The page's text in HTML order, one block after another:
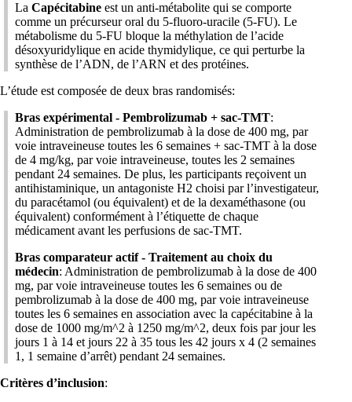
LaCapécitabine est un anti-métabolite qui se comporte
comme un précurseur oral du 5-fluoro-uracile (5-FU). Le
métabolisme du 5-FU bloque la méthylation de l’acide
désoxyuridylique en acide thymidylique, ce qui perturbe la
synthèse de l’ADN, de l’ARN et des protéines.
L’étude est composée de deux bras randomisés:
Bras expérimental - Pembrolizumab + sac-TMT:
Administration de pembrolizumab à la dose de 400 mg, par
voie intraveineuse toutes les 6 semaines + sac-TMT à la dose
de 4 mg/kg, par voie intraveineuse, toutes les 2 semaines
pendant 24 semaines. De plus, les participants reçoivent un
antihistaminique, un antagoniste H2 choisi par l’investigateur,
du paracétamol (ou équivalent) et de la dexaméthasone (ou
équivalent) conformément à l’étiquette de chaque
médicament avant les perfusions de sac-TMT.
Bras comparateur actif - Traitement au choix du
médecin: Administration de pembrolizumab à la dose de 400
mg, par voie intraveineuse toutes les 6 semaines ou de
pembrolizumab à la dose de 400 mg, par voie intraveineuse
toutes les 6 semaines en association avec la capécitabine à la
dose de 1000 mg/m^2 à 1250 mg/m^2, deux fois par jour les
jours 1 à 14 et jours 22 à 35 tous les 42 jours x 4 (2 semaines
1, 1 semaine d’arrêt) pendant 24 semaines.
Critères d’inclusion: